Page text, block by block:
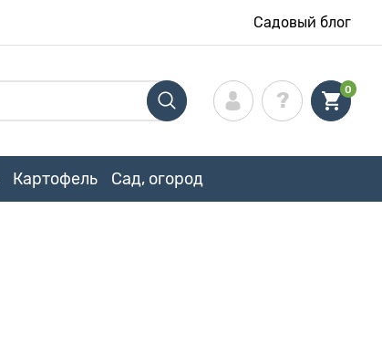
Садовый блог
0
Картофель Сад, огород